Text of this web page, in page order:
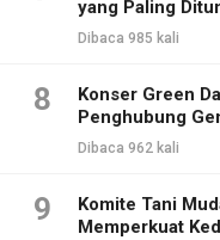
yang Paling
Dibaca 985 kali
8
Konser Green
Penghubung
Dibaca 962 kali
9
Komite Tani
Memperkuat